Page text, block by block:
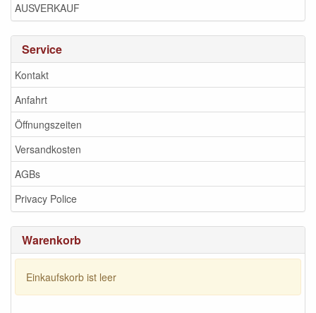
AUSVERKAUF
Service
Kontakt
Anfahrt
Öffnungszeiten
Versandkosten
AGBs
Privacy Police
Warenkorb
Einkaufskorb ist leer